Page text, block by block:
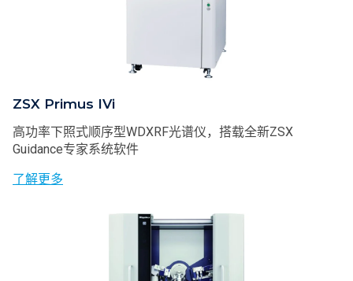
ZSX Primus IVi
高功率下照式顺序型WDXRF光谱仪，搭载全新ZSX
Guidance专家系统软件
了解更多